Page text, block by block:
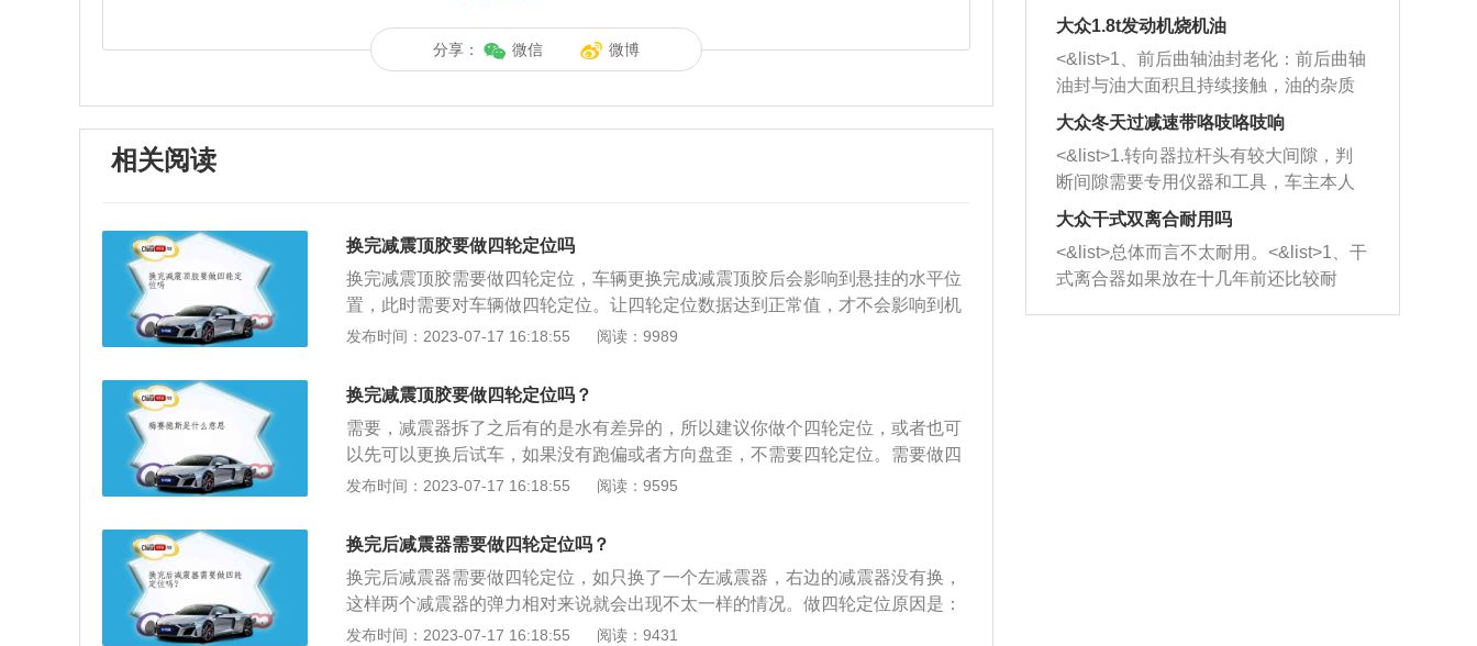
分享： 微信 微博
相关阅读
换完减震顶胶要做四轮定位吗
换完减震顶胶需要做四轮定位，车辆更换完成减震顶胶后会影响到悬挂的水平位
置，此时需要对车辆做四轮定位。让四轮定位数据达到正常值，才不会影响到机
动车辆的正常使用。减震器顶胶的更换方法如下：1、拆下减震器后，取下减震
动扳手拆下固定螺帽；3、用一字解刀取下顶胶；最后安装新的顶胶即可。机动
车辆所做的四轮定位系统，需要15分钟左右的时间可以完成。机动车辆四轮定位
系统是属于机动车辆的正常维修项目，不是车辆的正常保养。只有机动车辆在使
用过程当中出现后，才需要做轮定位系统，其他时候不需要做。
发布时间：2023-07-17 16:18:55 阅读：9989
换完减震顶胶要做四轮定位吗？
需要，减震器拆了之后有的是水有差异的，所以建议你做个四轮定位，或者也可
以先可以更换后试车，如果没有跑偏或者方向盘歪，不需要四轮定位。需要做四
轮定位的情况：1、车辆的行驶性能受到了影响（驾驶者感受最为直接的是跑
出现磨损异常(但也要考虑到是不是是因胎压不正常才导致了异常磨损，一般情况
下，胎压过高会加剧胎面中央的磨损，而胎压过低会加剧胎面两侧的磨损；如果
一侧出现偏磨，则有可能是外倾角出现偏差。）4、车桥以及悬架的零件被拆卸
过。
发布时间：2023-07-17 16:18:55 阅读：9595
换完后减震器需要做四轮定位吗？
换完后减震器需要做四轮定位，如只换了一个左减震器，右边的减震器没有换，
这样两个减震器的弹力相对来说就会出现不太一样的情况。做四轮定位原因是：
1、防止严重吃胎；2、前后和左右轮磨损不均方向跑偏；3、车辆打方向盘变
发布时间：2023-07-17 16:18:55 阅读：9431
三元催化器拆解开，就可以将堵塞的东
西取出来。但如果是因为积碳过多引起
的堵塞，就需要将三元催化器泡在草酸
洗剂对堵塞的情况得到解决，将清洗剂
放在燃油箱中，与燃油混合后，车辆启
动时，就可以和汽油一起进入到燃烧
室，最后形成废气排出，就可以让三元
催化器得到清洗，排气管堵塞的情况就
能够得到解决。
方向做一个标记。 <&list>2、双手握住
一圈半的练习，往右同样也要打相同的
圈数。 <&list>3、最后强调要反复练
习，这样就可以形成肌肉记忆，在真实
驾驶车辆时，不需要记忆也能打好方
向。
大众1.8t发动机烧机油
<&list>1、前后曲轴油封老化：前后曲轴
油封与油大面积且持续接触，油的杂质
和发动机内持续温度变化使其密封效果
逐渐减弱，导致渗油或漏油。<&list>2、
活塞间隙过大：积碳会使活塞环与缸体
的间隙扩大，导致机油流入燃烧室中，
造成烧机油。<&list>3、机油粘度。使用
机油粘度过小的话，同样会有烧机油现
象，机油粘度过小具有很好的流动性，
大众冬天过减速带咯吱咯吱响
<&list>1.转向器拉杆头有较大间隙，判
断间隙需要专用仪器和工具，车主本人
无法制作，需要将车辆送到修理厂或4s
店；<&list>2.车辆半轴套管防尘罩破
裂，破裂后会出现漏油现象，使半轴磨
损严重，磨损的半轴容易损坏，产生异
响；<&list>3.稳定器的转向胶套和球头
大众干式双离合耐用吗
<&list>总体而言不太耐用。<&list>1、干
式离合器如果放在十几年前还比较耐